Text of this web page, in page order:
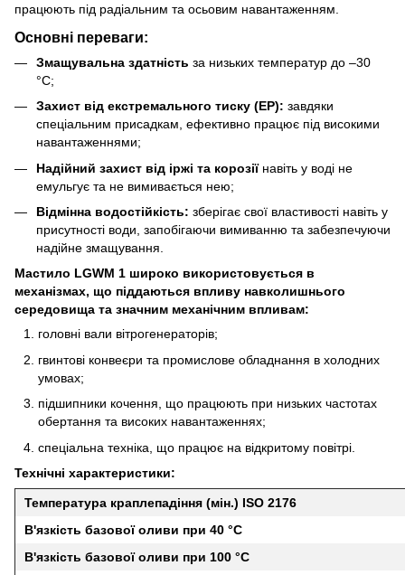
працюють під радіальним та осьовим навантаженням.
Основні переваги:
Змащувальна здатність за низьких температур до –30
°C;
Захист від екстремального тиску (ЕР): завдяки
спеціальним присадкам, ефективно працює під високими
навантаженнями;
Надійний захист від іржі та корозії навіть у воді не
емульгує та не вимивається нею;
Відмінна водостійкість: зберігає свої властивості навіть у
присутності води, запобігаючи вимиванню та забезпечуючи
надійне змащування.
Мастило LGWM 1 широко використовується в
механізмах, що піддаються впливу навколишнього
середовища та значним механічним впливам:
головні вали вітрогенераторів;
гвинтові конвеєри та промислове обладнання в холодних
умовах;
підшипники кочення, що працюють при низьких частотах
обертання та високих навантаженнях;
спеціальна техніка, що працює на відкритому повітрі.
Технічні характеристики:
Температура краплепадіння (мін.) ISO 2176
В'язкість базової оливи при 40 °C
В'язкість базової оливи при 100 °C